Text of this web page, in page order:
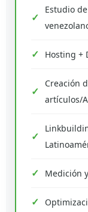
Estudio
Hosting +
Creación
artículos/
Medición